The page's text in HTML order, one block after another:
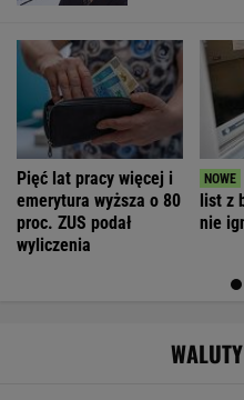
Pięć lat pracy więcej i
emerytura wyższa o 80
proc. ZUS podał
wyliczenia
list z
nie